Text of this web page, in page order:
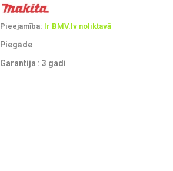
Pieejamība: Ir BMV.lv noliktavā
Piegāde
Garantija : 3 gadi